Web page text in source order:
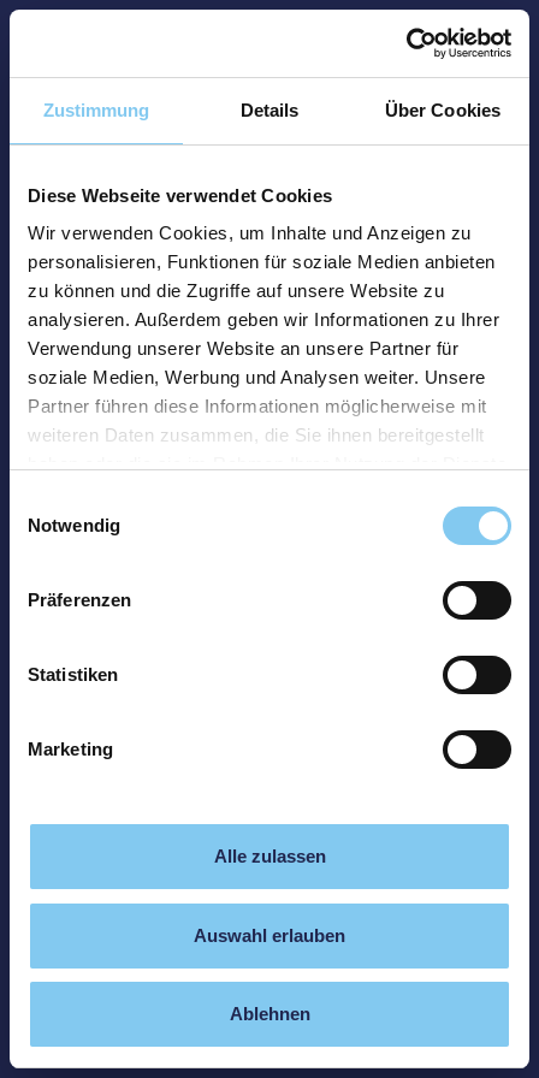
Zustimmung Details Über Cookies
Diese Webseite verwendet Cookies
Wir verwenden Cookies, um Inhalte und Anzeigen zu
personalisieren, Funktionen für soziale Medien anbieten
zu können und die Zugriffe auf unsere Website zu
analysieren. Außerdem geben wir Informationen zu Ihrer
Verwendung unserer Website an unsere Partner für
soziale Medien, Werbung und Analysen weiter. Unsere
Partner führen diese Informationen möglicherweise mit
weiteren Daten zusammen, die Sie ihnen bereitgestellt
Notwendig
Präferenzen
Statistiken
Marketing
Alle zulassen
Auswahl erlauben
Ablehnen